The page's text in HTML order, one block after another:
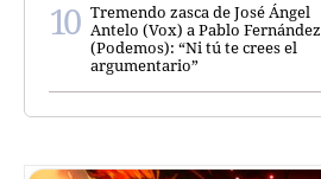
Tremendo zasca de José Ángel
Antelo (Vox) a Pablo Fernández
(Podemos): “Ni tú te crees el
argumentario”